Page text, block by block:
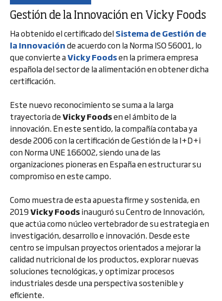
Gestión de la Innovación en Vicky Foods
Ha obtenido el certificado delSistema de Gestión de
la Innovaciónde acuerdo con la Norma ISO 56001, lo
que convierte aVicky Foodsen la primera empresa
española del sector de la alimentación en obtener dicha
certificación.
Este nuevo reconocimiento se suma a la larga
trayectoria deVicky Foodsen el ámbito de la
innovación. En este sentido, la compañía contaba ya
desde 2006 con la certificación de Gestión de la I+D+i
con Norma UNE 166002, siendo una de las
organizaciones pioneras en España en estructurar su
compromiso en este campo.
Como muestra de esta apuesta firme y sostenida, en
2019Vicky Foodsinauguró su Centro de Innovación,
que actúa como núcleo vertebrador de su estrategia en
investigación, desarrollo e innovación. Desde este
centro se impulsan proyectos orientados a mejorar la
calidad nutricional de los productos, explorar nuevas
soluciones tecnológicas, y optimizar procesos
industriales desde una perspectiva sostenible y
eficiente.